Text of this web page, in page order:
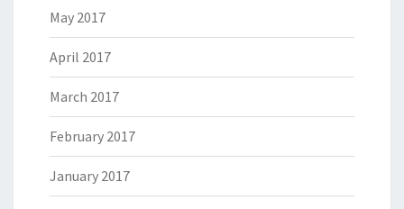
May 2017
April 2017
March 2017
February 2017
January 2017